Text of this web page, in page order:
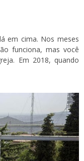
em cima. Nos meses
funciona, mas você
Em 2018, quando